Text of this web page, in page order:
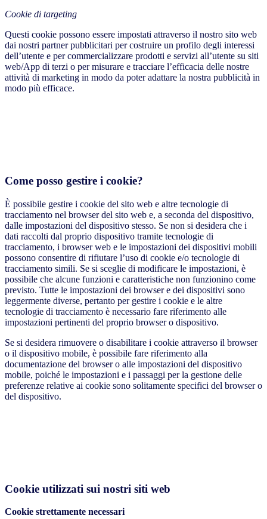
Cookie di targeting
Questi cookie possono essere impostati attraverso il nostro sito web
dai nostri partner pubblicitari per costruire un profilo degli interessi
dell’utente e per commercializzare prodotti e servizi all’utente su siti
web/App di terzi o per misurare e tracciare l’efficacia delle nostre
attività di marketing in modo da poter adattare la nostra pubblicità in
modo più efficace.
Come posso gestire i cookie?
È possibile gestire i cookie del sito web e altre tecnologie di
tracciamento nel browser del sito web e, a seconda del dispositivo,
dalle impostazioni del dispositivo stesso. Se non si desidera che i
dati raccolti dal proprio dispositivo tramite tecnologie di
tracciamento, i browser web e le impostazioni dei dispositivi mobili
possono consentire di rifiutare l’uso di cookie e/o tecnologie di
tracciamento simili. Se si sceglie di modificare le impostazioni, è
possibile che alcune funzioni e caratteristiche non funzionino come
previsto. Tutte le impostazioni dei browser e dei dispositivi sono
leggermente diverse, pertanto per gestire i cookie e le altre
tecnologie di tracciamento è necessario fare riferimento alle
impostazioni pertinenti del proprio browser o dispositivo.
Se si desidera rimuovere o disabilitare i cookie attraverso il browser
o il dispositivo mobile, è possibile fare riferimento alla
documentazione del browser o alle impostazioni del dispositivo
mobile, poiché le impostazioni e i passaggi per la gestione delle
preferenze relative ai cookie sono solitamente specifici del browser o
del dispositivo.
Cookie utilizzati sui nostri siti web
Cookie strettamente necessari